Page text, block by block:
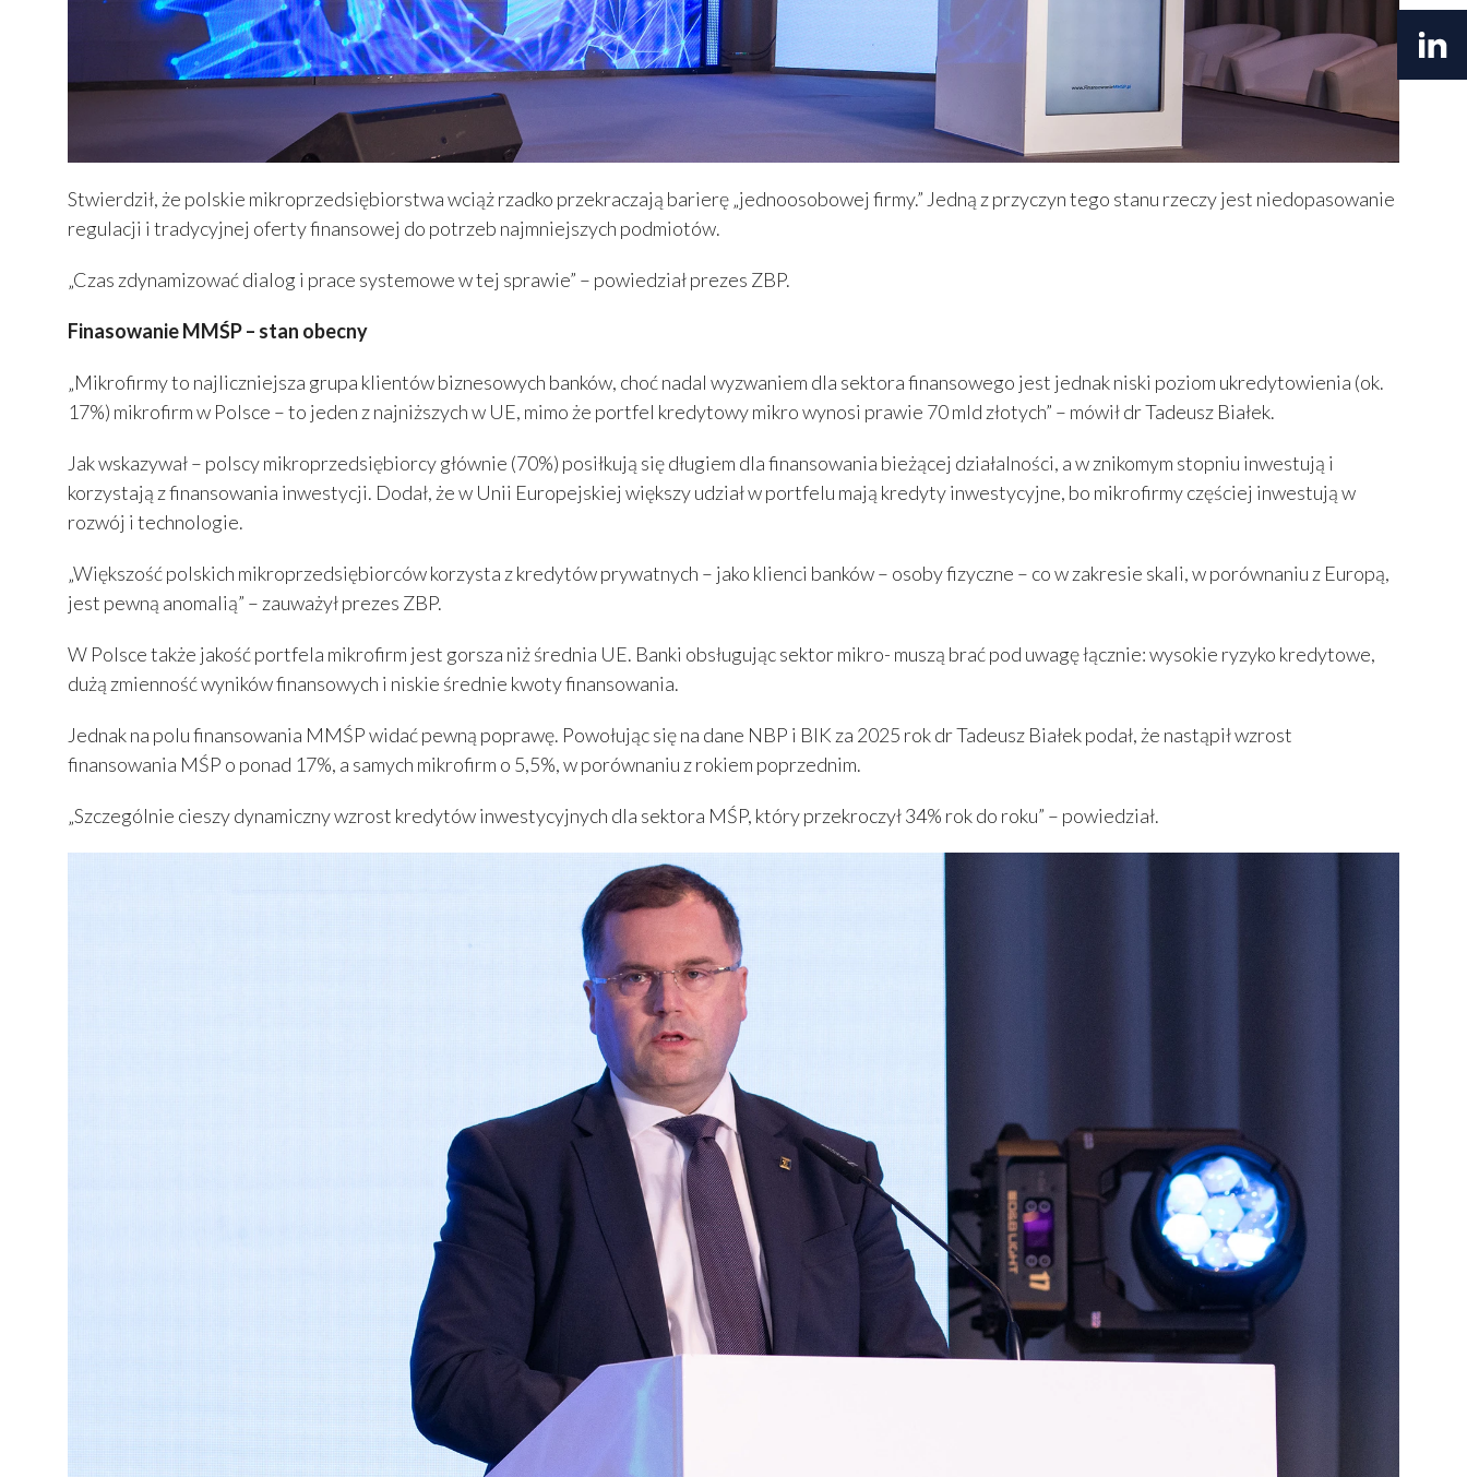
Stwierdził, że polskie mikroprzedsiębiorstwa wciąż rzadko przekraczają barierę „jednoosobowej firmy.” Jedną z przyczyn tego stanu rzeczy jest niedopasowanie
regulacji i tradycyjnej oferty finansowej do potrzeb najmniejszych podmiotów.
„Czas zdynamizować dialog i prace systemowe w tej sprawie” – powiedział prezes ZBP.
Finasowanie MMŚP – stan obecny
„Mikrofirmy to najliczniejsza grupa klientów biznesowych banków, choć nadal wyzwaniem dla sektora finansowego jest jednak niski poziom ukredytowienia (ok.
17%) mikrofirm w Polsce – to jeden z najniższych w UE, mimo że portfel kredytowy mikro wynosi prawie 70 mld złotych” – mówił dr Tadeusz Białek.
Jak wskazywał – polscy mikroprzedsiębiorcy głównie (70%) posiłkują się długiem dla finansowania bieżącej działalności, a w znikomym stopniu inwestują i
korzystają z finansowania inwestycji. Dodał, że w Unii Europejskiej większy udział w portfelu mają kredyty inwestycyjne, bo mikrofirmy częściej inwestują w
rozwój i technologie.
„Większość polskich mikroprzedsiębiorców korzysta z kredytów prywatnych – jako klienci banków – osoby fizyczne – co w zakresie skali, w porównaniu z Europą,
jest pewną anomalią” – zauważył prezes ZBP.
W Polsce także jakość portfela mikrofirm jest gorsza niż średnia UE. Banki obsługując sektor mikro- muszą brać pod uwagę łącznie: wysokie ryzyko kredytowe,
dużą zmienność wyników finansowych i niskie średnie kwoty finansowania.
Jednak na polu finansowania MMŚP widać pewną poprawę. Powołując się na dane NBP i BIK za 2025 rok dr Tadeusz Białek podał, że nastąpił wzrost
finansowania MŚP o ponad 17%, a samych mikrofirm o 5,5%, w porównaniu z rokiem poprzednim.
„Szczególnie cieszy dynamiczny wzrost kredytów inwestycyjnych dla sektora MŚP, który przekroczył 34% rok do roku” – powiedział.